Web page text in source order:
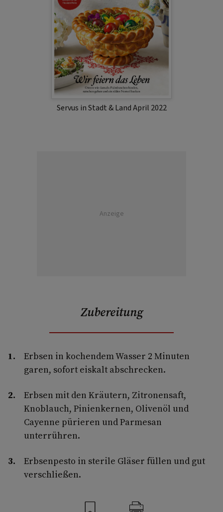
Servus in Stadt & Land April 2022
Anzeige
Zubereitung
Erbsen in kochendem Wasser 2 Minuten
garen, sofort eiskalt abschrecken.
Erbsen mit den Kräutern, Zitronensaft,
Knoblauch, Pinienkernen, Olivenöl und
Cayenne pürieren und Parmesan
unterrühren.
Erbsenpesto in sterile Gläser füllen und gut
verschließen.